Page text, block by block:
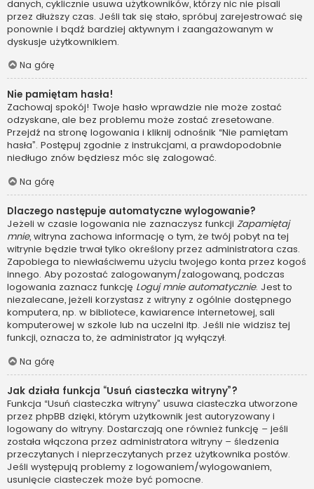
danych, cyklicznie usuwa użytkowników, którzy nic nie pisali
przez dłuższy czas. Jeśli tak się stało, spróbuj zarejestrować się
ponownie i bądź bardziej aktywnym i zaangażowanym w
dyskusje użytkownikiem.
Na górę
Nie pamiętam hasła!
Zachowaj spokój! Twoje hasło wprawdzie nie może zostać
odzyskane, ale bez problemu może zostać zresetowane.
Przejdź na stronę logowania i kliknij odnośnik “Nie pamiętam
hasła”. Postępuj zgodnie z instrukcjami, a prawdopodobnie
niedługo znów będziesz móc się zalogować.
Na górę
Dlaczego następuje automatyczne wylogowanie?
Jeżeli w czasie logowania nie zaznaczysz funkcji Zapamiętaj
mnie, witryna zachowa informację o tym, że twój pobyt na tej
witrynie będzie trwał tylko określony przez administratora czas.
Zapobiega to niewłaściwemu użyciu twojego konta przez kogoś
innego. Aby pozostać zalogowanym/zalogowaną, podczas
logowania zaznacz funkcję Loguj mnie automatycznie. Jest to
niezalecane, jeżeli korzystasz z witryny z ogólnie dostępnego
komputera, np. w bibliotece, kawiarence internetowej, sali
komputerowej w szkole lub na uczelni itp. Jeśli nie widzisz tej
funkcji, oznacza to, że administrator ją wyłączył.
Na górę
Jak działa funkcja “Usuń ciasteczka witryny”?
Funkcja “Usuń ciasteczka witryny” usuwa ciasteczka utworzone
przez phpBB dzięki, którym użytkownik jest autoryzowany i
logowany do witryny. Dostarczają one również funkcję – jeśli
została włączona przez administratora witryny – śledzenia
przeczytanych i nieprzeczytanych przez użytkownika postów.
Jeśli występują problemy z logowaniem/wylogowaniem,
usunięcie ciasteczek może być pomocne.